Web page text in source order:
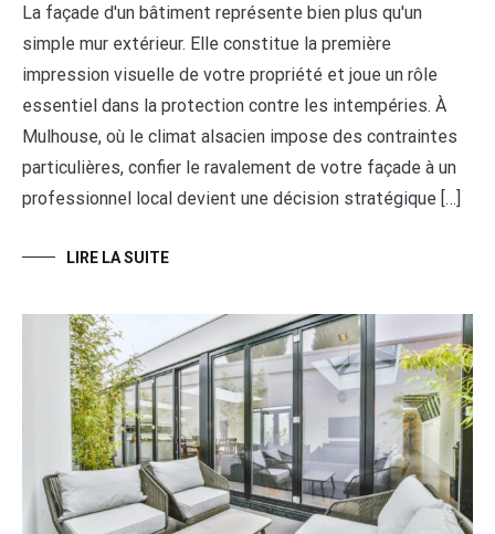
La façade d'un bâtiment représente bien plus qu'un
simple mur extérieur. Elle constitue la première
impression visuelle de votre propriété et joue un rôle
essentiel dans la protection contre les intempéries. À
Mulhouse, où le climat alsacien impose des contraintes
particulières, confier le ravalement de votre façade à un
professionnel local devient une décision stratégique […]
LIRE LA SUITE